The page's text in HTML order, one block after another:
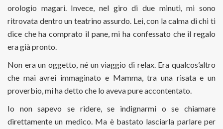
orologio magari. Invece, nel giro di due minuti, mi sono
ritrovata dentro un teatrino assurdo. Lei, con la calma di chi ti
dice che ha comprato il pane, mi ha confessato che il regalo
era già pronto.
Non era un oggetto, né un viaggio di relax. Era qualcos’altro
che mai avrei immaginato e Mamma, tra una risata e un
proverbio, mi ha detto che lo aveva pure accontentato.
Io non sapevo se ridere, se indignarmi o se chiamare
direttamente un medico. Ma è bastato lasciarla parlare per